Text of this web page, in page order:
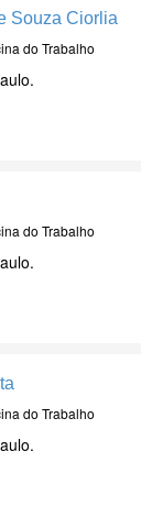
Souza Ciorlia
do Trabalho
do Trabalho
do Trabalho